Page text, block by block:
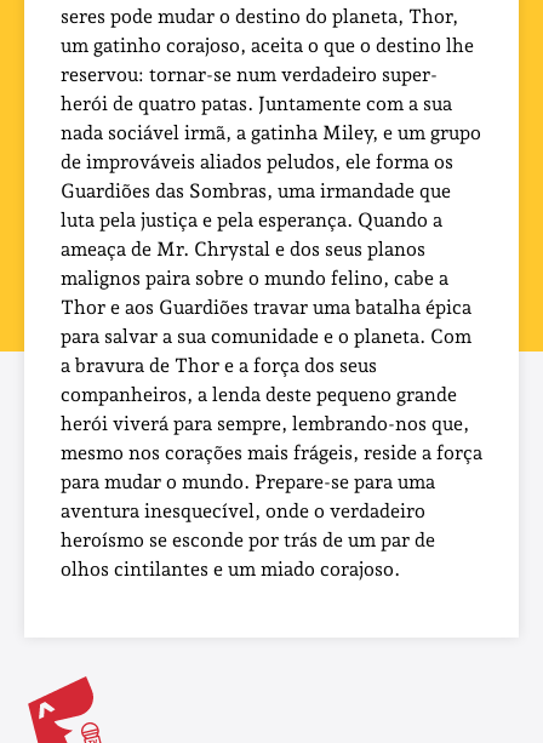
seres pode mudar o destino do planeta, Thor,
um gatinho corajoso, aceita o que o destino lhe
reservou: tornar-se num verdadeiro super-
herói de quatro patas. Juntamente com a sua
nada sociável irmã, a gatinha Miley, e um grupo
de improváveis aliados peludos, ele forma os
Guardiões das Sombras, uma irmandade que
luta pela justiça e pela esperança. Quando a
ameaça de Mr. Chrystal e dos seus planos
malignos paira sobre o mundo felino, cabe a
Thor e aos Guardiões travar uma batalha épica
para salvar a sua comunidade e o planeta. Com
a bravura de Thor e a força dos seus
companheiros, a lenda deste pequeno grande
herói viverá para sempre, lembrando-nos que,
mesmo nos corações mais frágeis, reside a força
para mudar o mundo. Prepare-se para uma
aventura inesquecível, onde o verdadeiro
heroísmo se esconde por trás de um par de
olhos cintilantes e um miado corajoso.